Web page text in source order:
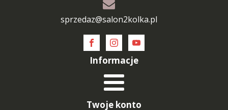
sprzedaz@salon2kolka.pl
Informacje
Twoje konto